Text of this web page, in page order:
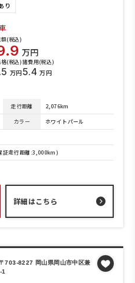
り
(税込)
万円
(税込)
万円
諸費用(税込)
5.4 万円
走行距離
2,076km
カラー
ホワイトパール
証走行距離:3,000km)
詳細はこちら
703-8227 岡山県岡山市中区兼